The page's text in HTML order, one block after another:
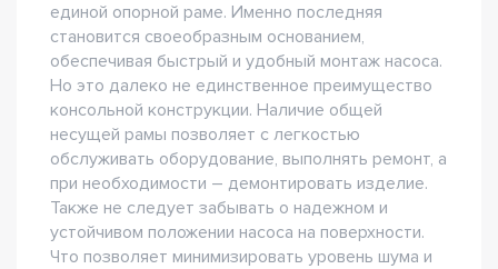
единой опорной раме. Именно последняя
становится своеобразным основанием,
обеспечивая быстрый и удобный монтаж насоса.
Но это далеко не единственное преимущество
консольной конструкции. Наличие общей
несущей рамы позволяет с легкостью
обслуживать оборудование, выполнять ремонт, а
при необходимости – демонтировать изделие.
Также не следует забывать о надежном и
устойчивом положении насоса на поверхности.
Что позволяет минимизировать уровень шума и